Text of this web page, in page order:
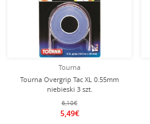
Tourna
Tourna Overgrip Tac XL 0.55mm
niebieski 3 szt.
6,10€
5,49€